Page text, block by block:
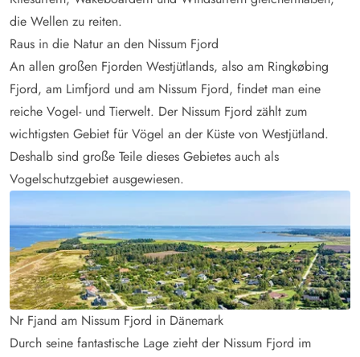
die Wellen zu reiten.
Raus in die Natur an den Nissum Fjord
An allen großen Fjorden Westjütlands, also am Ringkøbing
Fjord, am Limfjord und am Nissum Fjord, findet man eine
reiche Vogel- und Tierwelt. Der Nissum Fjord zählt zum
wichtigsten Gebiet für Vögel an der Küste von Westjütland.
Deshalb sind große Teile dieses Gebietes auch als
Vogelschutzgebiet ausgewiesen.
Nr Fjand am Nissum Fjord in Dänemark
Durch seine fantastische Lage zieht der Nissum Fjord im